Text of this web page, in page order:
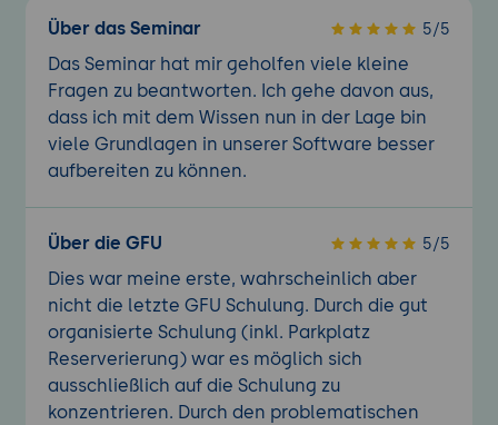
Über das Seminar 5/5
Das Seminar hat mir geholfen viele kleine
Fragen zu beantworten. Ich gehe davon aus,
dass ich mit dem Wissen nun in der Lage bin
viele Grundlagen in unserer Software besser
aufbereiten zu können.
Über die GFU 5/5
Dies war meine erste, wahrscheinlich aber
nicht die letzte GFU Schulung. Durch die gut
organisierte Schulung (inkl. Parkplatz
Reserverierung) war es möglich sich
ausschließlich auf die Schulung zu
konzentrieren. Durch den problematischen